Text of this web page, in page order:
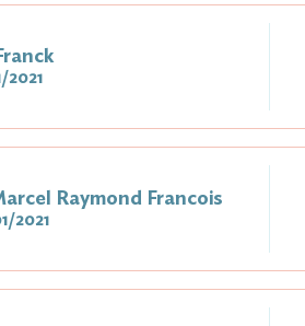
2021
Raymond Francois
2021